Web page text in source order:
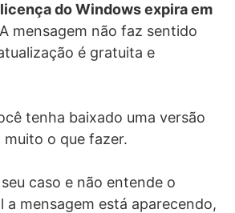
do Windows expira em
mensagem não faz sentido
é gratuita e
tenha baixado uma versão
muito o que fazer.
caso e não entende o
a mensagem está aparecendo,